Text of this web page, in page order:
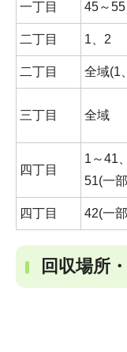
一丁目 45～55
二丁目 1、2
二丁目 全域(1
三丁目 全域
四丁目
1～41
51(一
四丁目 42(一
回収場所